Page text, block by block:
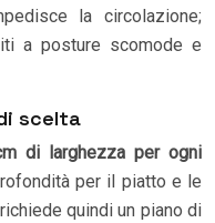
la circolazione;
a posture scomode e
scelta
di larghezza per ogni
per il piatto e le
quindi un piano di